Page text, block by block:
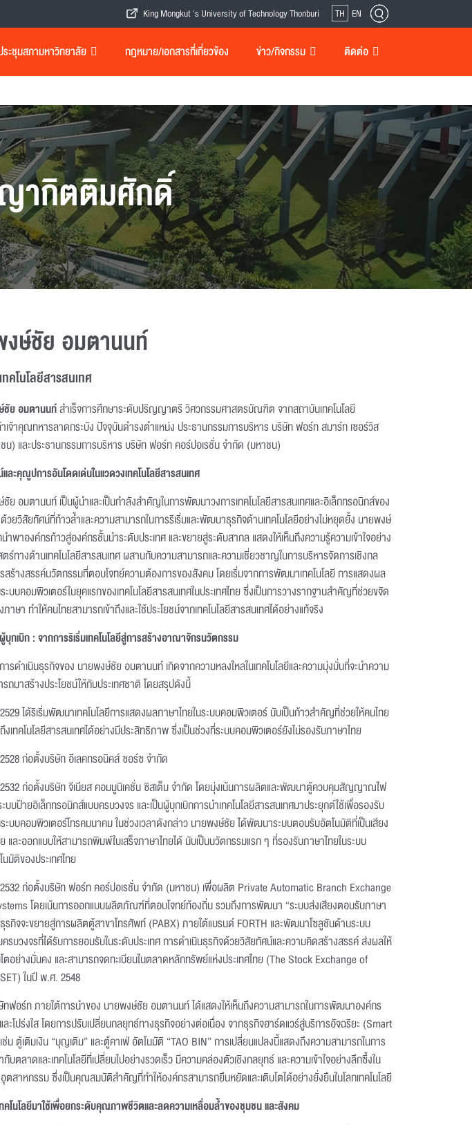
King Mongkut 's University of Technology Thonburi TH EN
ระชุมสภามหาวิทยาลัย กฎหมาย/เอกสารที่เกี่ยวข้อง ข่าว/กิจกรรม ติดต่อ
ากิตติมศักดิ์
ษ์ชัย อมตานนท์
คโนโลยีสารสนเทศ
ชัย อมตานนท์สำเร็จการศึกษาระดับปริญญาตรี วิศวกรรมศาสตรบัณฑิต จากสถาบันเทคโนโลยี
เจ้าคุณทหารลาดกระบัง ปัจจุบันดำรงตำแหน่ง ประธานกรรมการบริหาร บริษัท ฟอร์ท สมาร์ท เซอร์วิส
น) และประธานกรรมการบริหาร บริษัท ฟอร์ท คอร์ปอเรชั่น จำกัด (มหาชน)
ละคุณูปการอันโดดเด่นในแวดวงเทคโนโลยีสารสนเทศ
ย อมตานนท์ เป็นผู้นำและเป็นกำลังสำคัญในการพัฒนาวงการเทคโนโลยีสารสนเทศและอิเล็กทรอนิกส์ของ
ด้วยวิสัยทัศน์ที่ก้าวล้ำและความสามารถในการริเริ่มและพัฒนาธุรกิจด้านเทคโนโลยีอย่างไม่หยุดยั้ง นายพงษ์
ำพาองค์กรก้าวสู่องค์กรชั้นนำระดับประเทศ และขยายสู่ระดับสากล แสดงให้เห็นถึงความรู้ความเข้าใจอย่าง
ร์ทางด้านเทคโนโลยีสารสนเทศ ผสานกับความสามารถและความเชี่ยวชาญในการบริหารจัดการเชิงกล
สร้างสรรค์นวัตกรรมที่ตอบโจทย์ความต้องการของสังคม โดยเริ่มจากการพัฒนาเทคโนโลยี การแสดงผล
ะบบคอมพิวเตอร์ในยุคแรกของเทคโนโลยีสารสนเทศในประเทศไทย ซึ่งเป็นการวางรากฐานสำคัญที่ช่วยขจัด
าษา ทำให้คนไทยสามารถเข้าถึงและใช้ประโยชน์จากเทคโนโลยีสารสนเทศได้อย่างแท้จริง
บุกเบิก:จากการริเริ่มเทคโนโลยีสู่การสร้างอาณาจักรนวัตกรรม
ารดำเนินธุรกิจของ นายพงษ์ชัย อมตานนท์ เกิดจากความหลงใหลในเทคโนโลยีและความมุ่งมั่นที่จะนำความ
ถมาสร้างประโยชน์ให้กับประเทศชาติ โดยสรุปดังนี้
ได้ริเริ่มพัฒนาเทคโนโลยีการแสดงผลภาษาไทยในระบบคอมพิวเตอร์ นับเป็นก้าวสำคัญที่ช่วยให้คนไทย
งเทคโนโลยีสารสนเทศได้อย่างมีประสิทธิภาพ ซึ่งเป็นช่วงที่ระบบคอมพิวเตอร์ยังไม่รองรับภาษาไทย
ก่อตั้งบริษัท อีเลคทรอนิคส์ ซอร์ซ จำกัด
ก่อตั้งบริษัท จีเนียส คอมมูนิเคชั่น ซิสเต็ม จำกัด โดยมุ่งเน้นการผลิตและพัฒนาตู้ควบคุมสัญญาณไฟ
บบป้ายอิเล็กทรอนิกส์แบบครบวงจร และเป็นผู้บุกเบิกการนำเทคโนโลยีสารสนเทศมาประยุกต์ใช้เพื่อรองรับ
ะบบคอมพิวเตอร์โทรคมนาคม ในช่วงเวลาดังกล่าว นายพงษ์ชัย ได้พัฒนาระบบตอบรับอัตโนมัติที่เป็นเสียง
และออกแบบให้สามารถพิมพ์ใบเสร็จภาษาไทยได้ นับเป็นนวัตกรรมแรก ๆ ที่รองรับภาษาไทยในระบบ
มัติของประเทศไทย
ก่อตั้งบริษัท ฟอร์ท คอร์ปอเรชั่น จำกัด (มหาชน) เพื่อผลิต Private Automatic Branch Exchange
โดยเน้นการออกแบบผลิตภัณฑ์ที่ตอบโจทย์ท้องถิ่น รวมถึงการพัฒนา “ระบบส่งเสียงตอบรับภาษา
รกิจจะขยายสู่การผลิตตู้สาขาโทรศัพท์ (PABX) ภายใต้แบรนด์ FORTH และพัฒนาโซลูชันด้านระบบ
รบวงจรที่ได้รับการยอมรับในระดับประเทศ การดำเนินธุรกิจด้วยวิสัยทัศน์และความคิดสร้างสรรค์ ส่งผลให้
ตอย่างมั่นคง และสามารถจดทะเบียนในตลาดหลักทรัพย์แห่งประเทศไทย (The Stock Exchange of
ในปี พ.ศ. 2548
ฟอร์ท ภายใต้การนำของ นายพงษ์ชัย อมตานนท์ ได้แสดงให้เห็นถึงความสามารถในการพัฒนาองค์กร
ะโปร่งใส โดยการปรับเปลี่ยนกลยุทธ์ทางธุรกิจอย่างต่อเนื่อง จากธุรกิจฮาร์ดแวร์สู่บริการอัจฉริยะ (Smart
น ตู้เติมเงิน “บุญเติม” และตู้คาเฟ่ อัตโนมัติ “TAO BIN” การเปลี่ยนแปลงนี้แสดงถึงความสามารถในการ
กับตลาดและเทคโนโลยีที่เปลี่ยนไปอย่างรวดเร็ว มีความคล่องตัวเชิงกลยุทธ์ และความเข้าใจอย่างลึกซึ้งใน
ตสาหกรรม ซึ่งเป็นคุณสมบัติสำคัญที่ทำให้องค์กรสามารถยืนหยัดและเติบโตได้อย่างยั่งยืนในโลกเทคโนโลยี
คโนโลยีมาใช้เพื่อยกระดับคุณภาพชีวิตและลดความเหลื่อมล้ำของชุมชน และสังคม